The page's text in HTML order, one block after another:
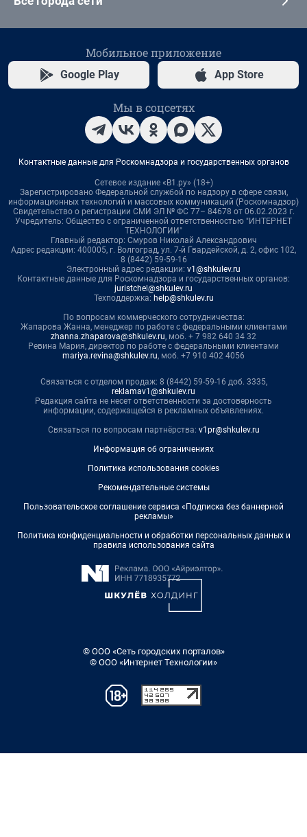
Мобильное приложение
Google Play App Store
Мы в соцсетях
Контактные данные для Роскомнадзора и государственных органов
Сетевое издание «В1.ру» (18+)
Зарегистрировано Федеральной службой по надзору в сфере связи,
информационных технологий и массовых коммуникаций (Роскомнадзор)
Свидетельство о регистрации СМИ ЭЛ № ФС 77– 84678 от 06.02.2023 г.
Учредитель: Общество с ограниченной ответственностью "ИНТЕРНЕТ
ТЕХНОЛОГИИ"
Главный редактор: Смуров Николай Александрович
Адрес редакции: 400005, г. Волгоград, ул. 7-й Гвардейской, д. 2, офис 102,
8 (8442) 59-59-16
Электронный адрес редакции: v1@shkulev.ru
Контактные данные для Роскомнадзора и государственных органов:
juristchel@shkulev.ru
Техподдержка: help@shkulev.ru
По вопросам коммерческого сотрудничества:
Жапарова Жанна, менеджер по работе с федеральными клиентами
zhanna.zhaparova@shkulev.ru, моб. + 7 982 640 34 32
Ревина Мария, директор по работе с федеральными клиентами
mariya.revina@shkulev.ru, моб. +7 910 402 4056
Связаться с отделом продаж: 8 (8442) 59-59-16 доб. 3335,
reklamav1@shkulev.ru
Редакция сайта не несет ответственности за достоверность
информации, содержащейся в рекламных объявлениях.
Связаться по вопросам партнёрства: v1pr@shkulev.ru
Информация об ограничениях
Политика использования cookies
Рекомендательные системы
Пользовательское соглашение сервиса «Подписка без баннерной
рекламы»
Политика конфиденциальности и обработки персональных данных и
правила использования сайта
© ООО «Сеть городских порталов»
© ООО «Интернет Технологии»